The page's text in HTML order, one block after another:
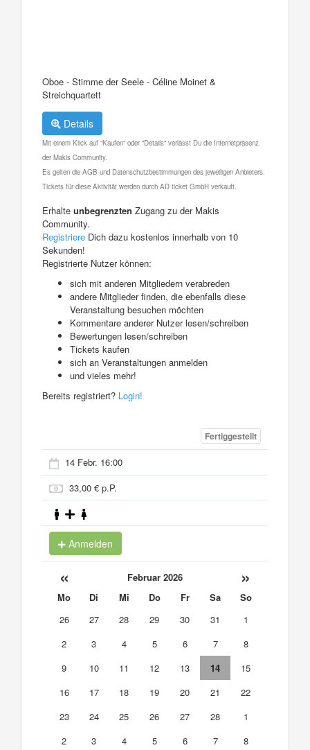
Oboe - Stimme der Seele - Céline Moinet &
Streichquartett
Details
Mit einem Klick auf "Kaufen" oder "Details" verlässt Du die Internetpräsenz
der Makis Community.
Es gelten die AGB und Datenschutzbestimmungen des jeweiligen Anbieters.
Tickets für diese Aktivität werden durch AD ticket GmbH verkauft.
Erhalte unbegrenzten Zugang zu der Makis
Community.
Registriere Dich dazu kostenlos innerhalb von 10
Sekunden!
Registrierte Nutzer können:
sich mit anderen Mitgliedern verabreden
andere Mitglieder finden, die ebenfalls diese
Veranstaltung besuchen möchten
Kommentare anderer Nutzer lesen/schreiben
Bewertungen lesen/schreiben
Tickets kaufen
sich an Veranstaltungen anmelden
und vieles mehr!
Bereits registriert? Login!
Fertiggestellt
14 Febr. 16:00
33,00 € p.P.
Anmelden
« Februar 2026 »
Mo Di Mi Do Fr Sa
So
26
27 28 29 30 31
1
2
3 4 5 6 7
8
9
10 11 12 13 14
15
16
17 18 19 20 21
22
23
24 25 26 27 28
1
2
3 4 5 6 7 8